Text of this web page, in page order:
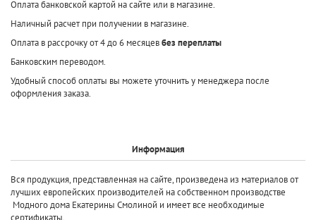
Оплата банковской картой на сайте или в магазине.
Наличный расчет при получении в магазине.
Оплата в рассрочку от 4 до 6 месяцевбез переплаты
Банковским переводом.
Удобный способ оплаты вы можете уточнить у менеджера после
оформления заказа.
Информация
Вся продукция, представленная на сайте, произведена из материалов от
лучших европейских производителей на собственном производстве
Модного дома Екатерины Смолиной и имеет все необходимые
сертификаты.